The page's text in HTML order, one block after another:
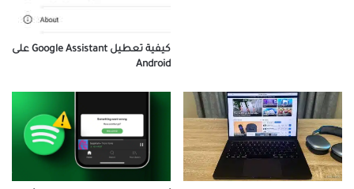
كيفية تعطيل Google Assistant على
Android